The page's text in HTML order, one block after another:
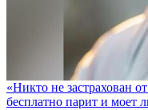
«Никто не заcтрахован
бесплатно парит и моет